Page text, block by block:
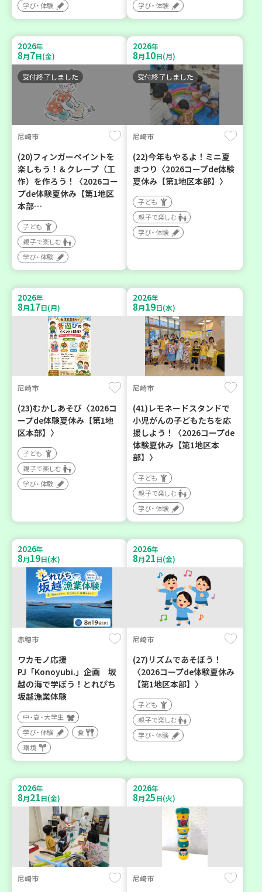
学び・体験
学び・体験
2026年
8月7日(金)
受付終了しました
尼崎市
(20)フィンガーペイントを
楽しもう！＆クレープ（工
作）を作ろう！〈2026コー
プde体験夏休み【第1地区
本部…
子ども
親子で楽しむ
学び・体験
2026年
8月10日(月)
受付終了しました
尼崎市
(22)今年もやるよ！ミニ夏
まつり〈2026コープde体験
夏休み【第1地区本部】〉
子ども
親子で楽しむ
学び・体験
2026年
8月17日(月)
尼崎市
(23)むかしあそび〈2026コ
ープde体験夏休み【第1地
区本部】〉
子ども
親子で楽しむ
学び・体験
2026年
8月19日(水)
尼崎市
(41)レモネードスタンドで
小児がんの子どもたちを応
援しよう！〈2026コープde
体験夏休み【第1地区本
部】〉
子ども
親子で楽しむ
学び・体験
2026年
8月19日(水)
赤穂市
ワカモノ応援
PJ「Konoyubi.」企画 坂
越の海で学ぼう！とれぴち
坂越漁業体験
中・高・大学生
学び・体験
食
環境
2026年
8月21日(金)
尼崎市
(27)リズムであそぼう！
〈2026コープde体験夏休み
【第1地区本部】〉
子ども
親子で楽しむ
学び・体験
2026年
8月21日(金)
尼崎市
2026年
8月25日(火)
尼崎市